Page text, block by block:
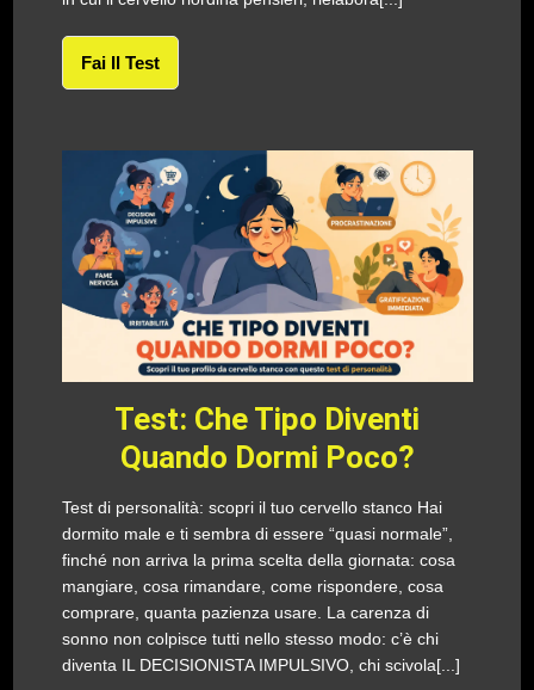
Fai Il Test
Test: Che Tipo Diventi
Quando Dormi Poco?
Test di personalità: scopri il tuo cervello stanco Hai
dormito male e ti sembra di essere “quasi normale”,
finché non arriva la prima scelta della giornata: cosa
mangiare, cosa rimandare, come rispondere, cosa
comprare, quanta pazienza usare. La carenza di
sonno non colpisce tutti nello stesso modo: c’è chi
diventa IL DECISIONISTA IMPULSIVO, chi scivola[...]